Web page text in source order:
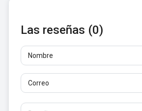
Las reseñas (0)
Nombre
Correo
Reseñas
Al menos 10 caracteres. No se